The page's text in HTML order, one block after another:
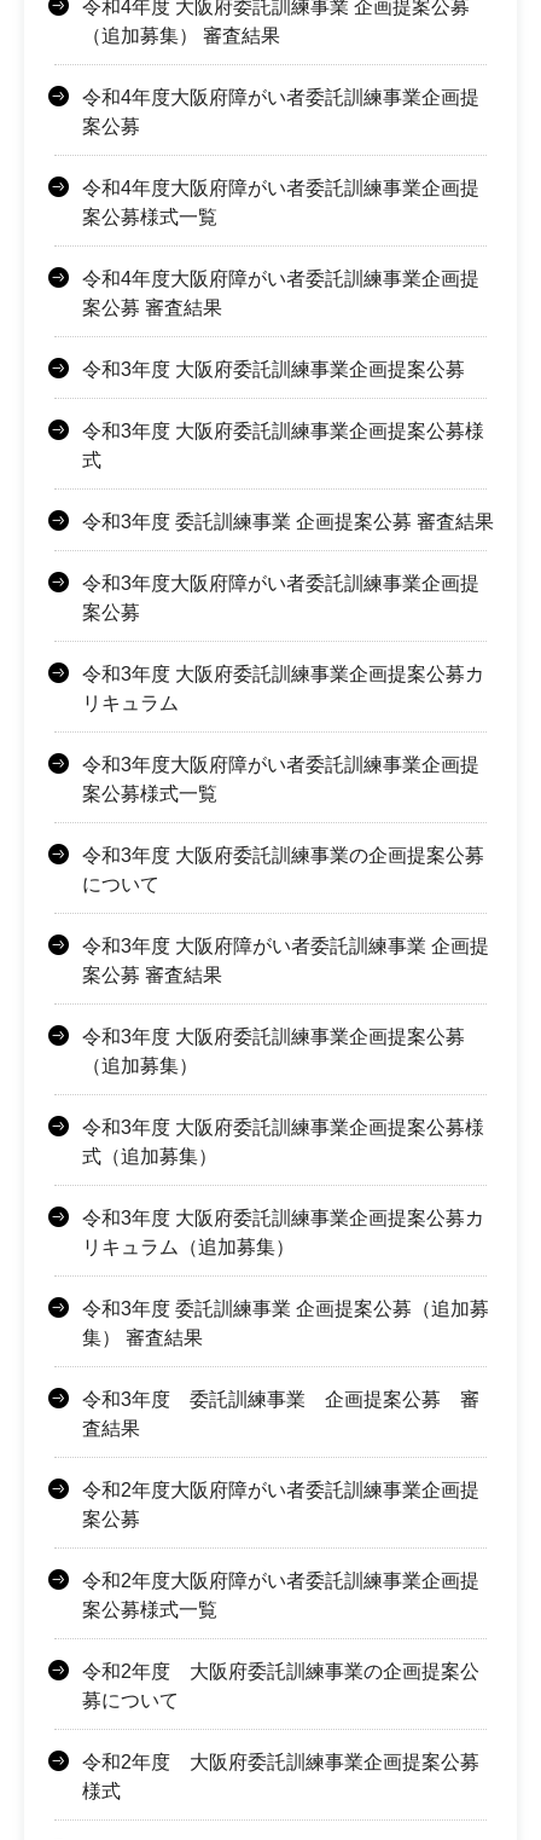
令和4年度 大阪府委託訓練事業 企画提案公募
（追加募集） 審査結果
令和4年度大阪府障がい者委託訓練事業企画提
案公募
令和4年度大阪府障がい者委託訓練事業企画提
案公募様式一覧
令和4年度大阪府障がい者委託訓練事業企画提
案公募 審査結果
令和3年度 大阪府委託訓練事業企画提案公募
令和3年度 大阪府委託訓練事業企画提案公募様
式
令和3年度 委託訓練事業 企画提案公募 審査結果
令和3年度大阪府障がい者委託訓練事業企画提
案公募
令和3年度 大阪府委託訓練事業企画提案公募カ
リキュラム
令和3年度大阪府障がい者委託訓練事業企画提
案公募様式一覧
令和3年度 大阪府委託訓練事業の企画提案公募
について
令和3年度 大阪府障がい者委託訓練事業 企画提
案公募 審査結果
令和3年度 大阪府委託訓練事業企画提案公募
（追加募集）
令和3年度 大阪府委託訓練事業企画提案公募様
式（追加募集）
令和3年度 大阪府委託訓練事業企画提案公募カ
リキュラム（追加募集）
令和3年度 委託訓練事業 企画提案公募（追加募
集） 審査結果
令和3年度 委託訓練事業 企画提案公募 審
査結果
令和2年度大阪府障がい者委託訓練事業企画提
案公募
令和2年度大阪府障がい者委託訓練事業企画提
案公募様式一覧
令和2年度 大阪府委託訓練事業の企画提案公
募について
令和2年度 大阪府委託訓練事業企画提案公募
様式